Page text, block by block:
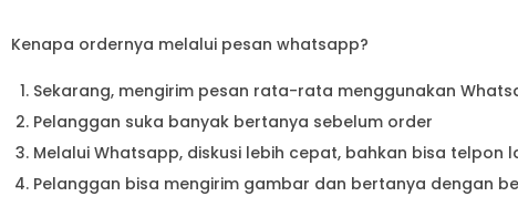
Kenapa ordernya melalui pesan whatsapp?
Sekarang, mengirim pesan rata-rata menggunakan
Pelanggan suka banyak bertanya sebelum order
Melalui Whatsapp, diskusi lebih cepat, bahkan bisa telpon
Pelanggan bisa mengirim gambar dan bertanya dengan